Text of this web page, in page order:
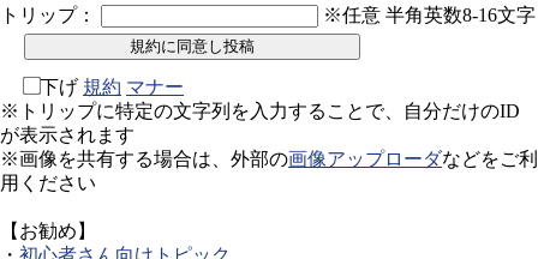
トリップ： ※任意 半角英数8-16文字
下げ 規約 マナー
※トリップに特定の文字列を入力することで、自分だけのID
が表示されます
※画像を共有する場合は、外部の画像アップローダなどをご利
用ください
【お勧め】
・ 初心者さん向けトピック